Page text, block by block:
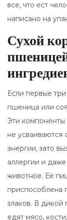
все, что ест
написано на
Сухой
Если первые
пшеница или
Эти
не усваиваются
энергии, зато
аллергии и
животное. Ее
приспособлена
злаков. В дикой
едят мясо,